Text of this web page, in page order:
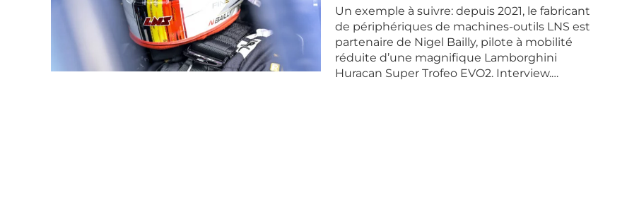
Un exemple à suivre: depuis 2021, le fabricant
de périphériques de machines-outils LNS est
partenaire de Nigel Bailly, pilote à mobilité
réduite d’une magnifique Lamborghini
Huracan Super Trofeo EVO2. Interview.…